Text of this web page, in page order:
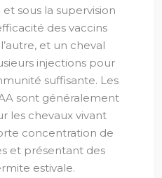
sous la supervision
des vaccins
et un cheval
injections pour
suffisante. Les
sont généralement
les chevaux vivant
concentration de
et présentant des
estivale.